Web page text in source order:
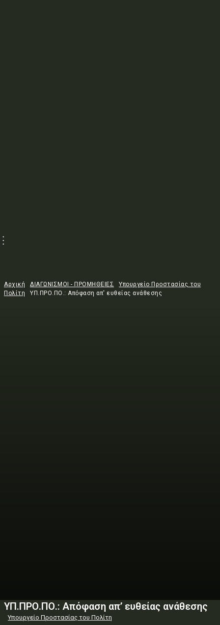
Αρχική ΔΙΑΓΩΝΙΣΜΟΙ - ΠΡΟΜΗΘΕΙΕΣ
Υπουργείο Προστασίας του
Πολίτη
ΥΠ.ΠΡΟ.ΠΟ.: Απόφαση απ' ευθείας ανάθεσης
ΥΠ.ΠΡΟ.ΠΟ.: Απόφαση απ’ ευθείας ανάθεσης
Υπουργείο Προστασίας του Πολίτη